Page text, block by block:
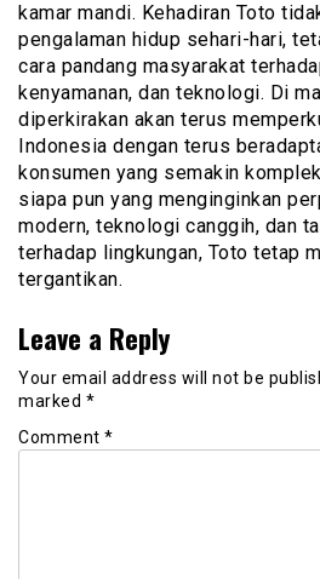
kamar mandi. Kehadiran Toto
pengalaman hidup sehari-hari,
cara pandang masyarakat
kenyamanan, dan teknologi. Di
diperkirakan akan terus
Indonesia dengan terus
konsumen yang semakin
siapa pun yang menginginkan
modern, teknologi canggih, dan
terhadap lingkungan, Toto tetap
tergantikan.
Leave a Reply
Your email address will not be
marked *
Comment *